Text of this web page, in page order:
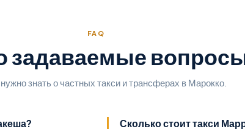
FAQ
задаваемые
знать о частных такси и трансферах в Марокко.
Сколько стоит такси